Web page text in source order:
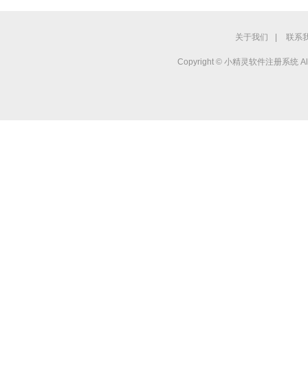
关于我们 联系
Copyright © 小精灵软件注册系统